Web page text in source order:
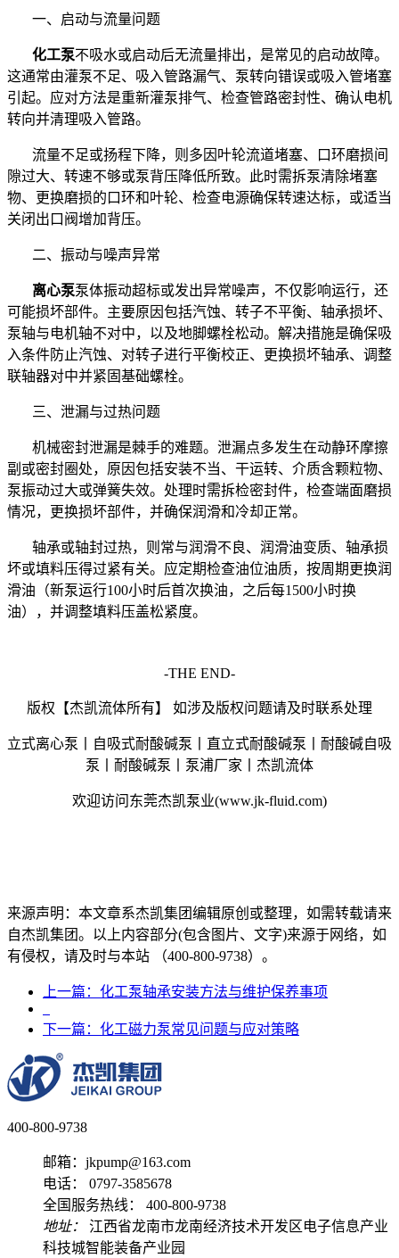
一、启动与流量问题
化工泵不吸水或启动后无流量排出，是常见的启动故障。
这通常由灌泵不足、吸入管路漏气、泵转向错误或吸入管堵塞
引起。应对方法是重新灌泵排气、检查管路密封性、确认电机
转向并清理吸入管路。
流量不足或扬程下降，则多因叶轮流道堵塞、口环磨损间
隙过大、转速不够或泵背压降低所致。此时需拆泵清除堵塞
物、更换磨损的口环和叶轮、检查电源确保转速达标，或适当
关闭出口阀增加背压。
二、振动与噪声异常
离心泵泵体振动超标或发出异常噪声，不仅影响运行，还
可能损坏部件。主要原因包括汽蚀、转子不平衡、轴承损坏、
泵轴与电机轴不对中，以及地脚螺栓松动。解决措施是确保吸
入条件防止汽蚀、对转子进行平衡校正、更换损坏轴承、调整
联轴器对中并紧固基础螺栓。
三、泄漏与过热问题
机械密封泄漏是棘手的难题。泄漏点多发生在动静环摩擦
副或密封圈处，原因包括安装不当、干运转、介质含颗粒物、
泵振动过大或弹簧失效。处理时需拆检密封件，检查端面磨损
情况，更换损坏部件，并确保润滑和冷却正常。
轴承或轴封过热，则常与润滑不良、润滑油变质、轴承损
坏或填料压得过紧有关。应定期检查油位油质，按周期更换润
滑油（新泵运行100小时后首次换油，之后每1500小时换
油），并调整填料压盖松紧度。
-THE END-
版权【杰凯流体所有】 如涉及版权问题请及时联系处理
立式离心泵丨自吸式耐酸碱泵丨直立式耐酸碱泵丨耐酸碱自吸
泵丨耐酸碱泵丨泵浦厂家丨杰凯流体
欢迎访问东莞杰凯泵业(www.jk-fluid.com)
来源声明：本文章系杰凯集团编辑原创或整理，如需转载请来
自杰凯集团。以上内容部分(包含图片、文字)来源于网络，如
有侵权，请及时与本站 （400-800-9738）。
上一篇：化工泵轴承安装方法与维护保养事项
下一篇：化工磁力泵常见问题与应对策略
400-800-9738
邮箱：jkpump@163.com
电话： 0797-3585678
全国服务热线： 400-800-9738
地址：
江西省龙南市龙南经济技术开发区电子信息产业
科技城智能装备产业园